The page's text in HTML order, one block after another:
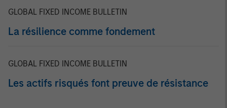
GLOBAL FIXED INCOME BULLETIN
La résilience comme fondement
GLOBAL FIXED INCOME BULLETIN
Les actifs risqués font preuve de résistance